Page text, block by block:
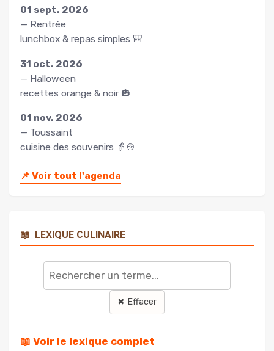
01 sept. 2026
— Rentrée
lunchbox & repas simples 🎒
31 oct. 2026
— Halloween
recettes orange & noir 🎃
01 nov. 2026
— Toussaint
cuisine des souvenirs 👵🍲
📌 Voir tout l'agenda
📖 LEXIQUE CULINAIRE
Rechercher
terme
✖ Effacer
📖 Voir le lexique complet